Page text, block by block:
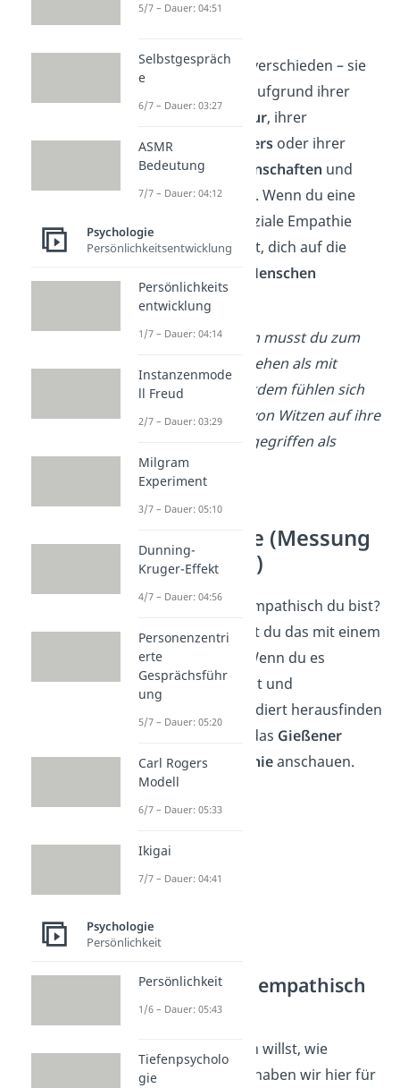
Soziale Empathie
Alle Menschen sind verschieden – sie
unterscheiden sich aufgrund ihrer
Herkunft
Kultur, ihrer
Ansichten
Altersoder ihrer
Persönlichkeitseigenschaften und
ihrerCharakterzüge . Wenn du eine
stark ausgeprägt soziale Empathie
hast, fällt es dir leicht, dich auf die
unterschiedlichen Menschen
einzustellen.
Beispiel:Mit Kindern musst du zum
Beispiel anders umgehen als mit
Erwachsenen. Außerdem fühlen sich
manche Menschen von Witzen auf ihre
Kosten schneller angegriffen als
andere.
Test Empathie (Messung
der Empathie)
Du fragst dich wie empathisch du bist?
Herausfinden kannst du das mit einem
kurzen
. Wenn du es
genauer wissen willst und
wissenschaftlich fundiert herausfinden
willst, sollest du dir das Gießener
Inventar der Empathieanschauen.
Selbsttest: Wie empathisch
bist du?
Wenn du abschätzen willst, wie
empathisch du bist, haben wir hier für
5/7 – Dauer: 04:51
Selbstgespräch
e
6/7 – Dauer: 03:27
ASMR
Bedeutung
7/7 – Dauer: 04:12
Psychologie
Persönlichkeitsentwicklung
Persönlichkeits
entwicklung
1/7 – Dauer: 04:14
Instanzenmode
ll Freud
2/7 – Dauer: 03:29
Milgram
Experiment
3/7 – Dauer: 05:10
Dunning-
Kruger-Effekt
4/7 – Dauer: 04:56
Personenzentri
erte
Gesprächsführ
ung
5/7 – Dauer: 05:20
Carl Rogers
Modell
6/7 – Dauer: 05:33
Ikigai
7/7 – Dauer: 04:41
Psychologie
Persönlichkeit
Persönlichkeit
1/6 – Dauer: 05:43
Tiefenpsycholo
gie